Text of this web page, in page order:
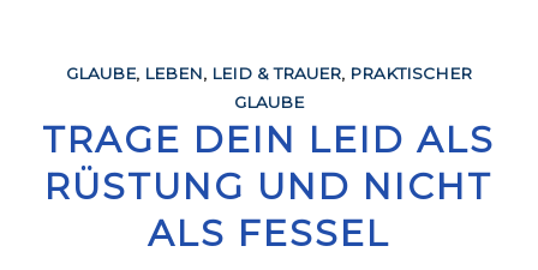
GLAUBE, LEBEN, LEID & TRAUER, PRAKTISCHER
GLAUBE
TRAGE DEIN LEID ALS
RÜSTUNG UND NICHT
ALS FESSEL